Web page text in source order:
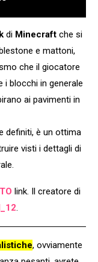
di Minecraftche si
e mattoni,
che il giocatore
i blocchi in generale
ai pavimenti in
definiti, è un ottima
visti i dettagli di
link. Il creatore di
.
, ovviamente